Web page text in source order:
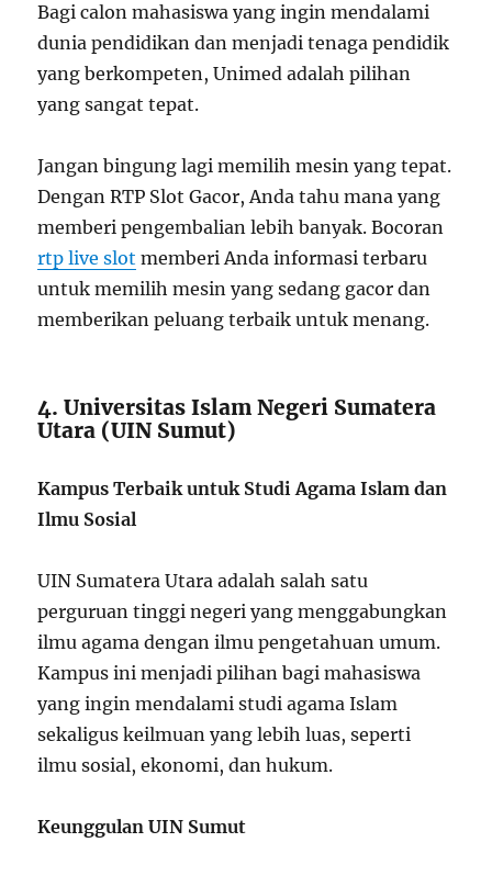
Bagi calon mahasiswa yang ingin mendalami
dunia pendidikan dan menjadi tenaga pendidik
yang berkompeten, Unimed adalah pilihan
yang sangat tepat.
Jangan bingung lagi memilih mesin yang tepat.
Dengan RTP Slot Gacor, Anda tahu mana yang
memberi pengembalian lebih banyak. Bocoran
rtp live slot memberi Anda informasi terbaru
untuk memilih mesin yang sedang gacor dan
memberikan peluang terbaik untuk menang.
4. Universitas Islam Negeri Sumatera
Utara (UIN Sumut)
Kampus Terbaik untuk Studi Agama Islam dan
Ilmu Sosial
UIN Sumatera Utara adalah salah satu
perguruan tinggi negeri yang menggabungkan
ilmu agama dengan ilmu pengetahuan umum.
Kampus ini menjadi pilihan bagi mahasiswa
yang ingin mendalami studi agama Islam
sekaligus keilmuan yang lebih luas, seperti
ilmu sosial, ekonomi, dan hukum.
Keunggulan UIN Sumut